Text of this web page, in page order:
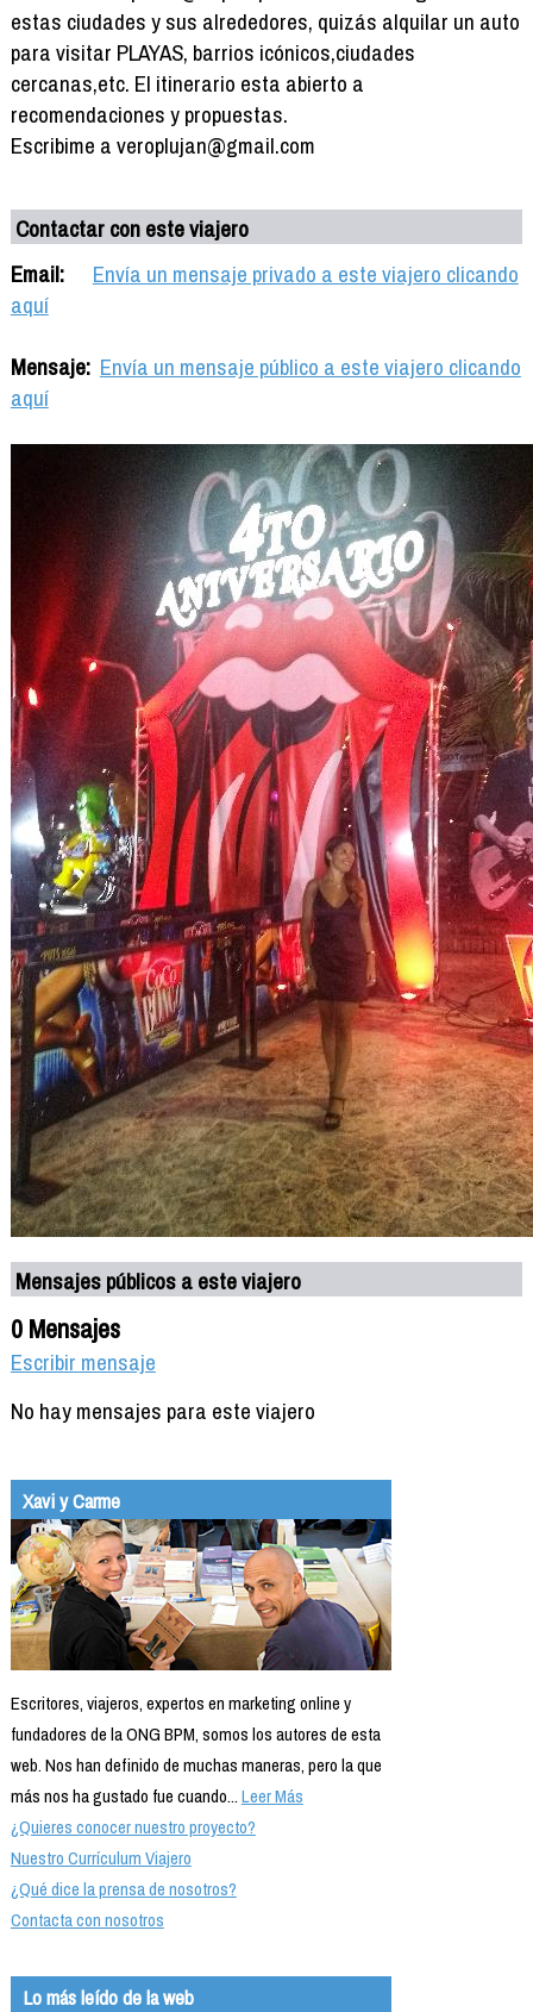
estas ciudades y sus alrededores, quizás alquilar un auto
para visitar PLAYAS, barrios icónicos,ciudades
cercanas,etc. El itinerario esta abierto a
recomendaciones y propuestas.
Escribime a veroplujan@gmail.com
Contactar con este viajero
Email:
Envía un mensaje privado a este viajero clicando
aquí
Mensaje: Envía un mensaje público a este viajero clicando
aquí
Mensajes públicos a este viajero
0 Mensajes
Escribir mensaje
No hay mensajes para este viajero
Xavi y Carme
Escritores, viajeros, expertos en marketing online y
fundadores de la ONG BPM, somos los autores de esta
web. Nos han definido de muchas maneras, pero la que
más nos ha gustado fue cuando...Leer Más
¿Quieres conocer nuestro proyecto?
Nuestro Currículum Viajero
¿Qué dice la prensa de nosotros?
Contacta con nosotros
Lo más leído de la web